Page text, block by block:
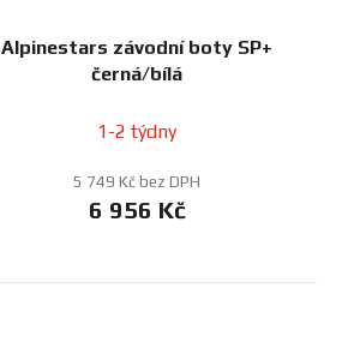
Alpinestars závodní boty SP+
černá/bílá
1-2 týdny
5 749 Kč bez DPH
6 956 Kč